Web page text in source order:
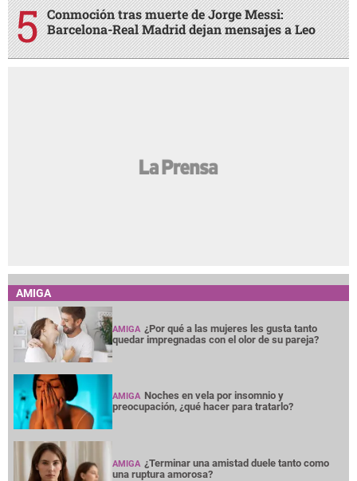
Conmoción tras muerte de Jorge Messi:
Barcelona-Real Madrid dejan mensajes a Leo
AMIGA
AMIGA ¿Por qué a las mujeres les gusta tanto
quedar impregnadas con el olor de su pareja?
AMIGA Noches en vela por insomnio y
preocupación, ¿qué hacer para tratarlo?
AMIGA ¿Terminar una amistad duele tanto como
una ruptura amorosa?